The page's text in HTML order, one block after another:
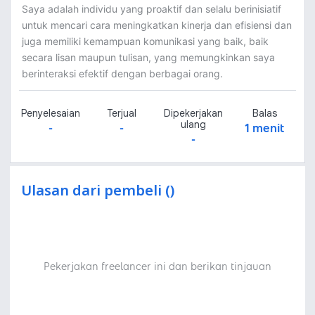
Saya adalah individu yang proaktif dan selalu berinisiatif
untuk mencari cara meningkatkan kinerja dan efisiensi dan
juga memiliki kemampuan komunikasi yang baik, baik
secara lisan maupun tulisan, yang memungkinkan saya
berinteraksi efektif dengan berbagai orang.
Penyelesaian
-
Terjual
-
Dipekerjakan
ulang
-
Balas
1 menit
Ulasan dari pembeli ()
Pekerjakan freelancer ini dan berikan tinjauan